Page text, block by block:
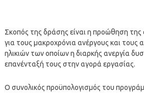
Σκοπός της δράσης είναι η προώθηση της
για τους μακροχρόνια ανέργους και τους
ηλικιών των οποίων η διαρκής ανεργία
επανένταξή τους στην αγορά εργασίας.
Ο συνολικός προϋπολογισμός του